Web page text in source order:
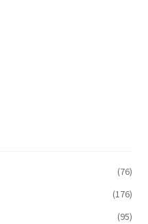
(76)
(176)
(95)